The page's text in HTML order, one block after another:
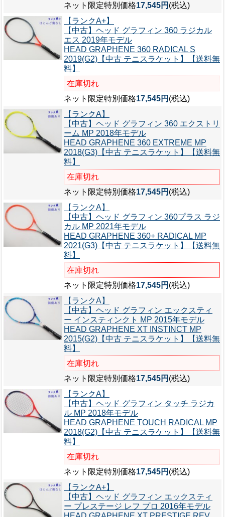
ネット限定特別価格17,545円 (税込)
【ランクA+】
【中古】ヘッド グラフィン 360 ラジカル
エス 2019年モデル
HEAD GRAPHENE 360 RADICAL S
2019(G2)【中古 テニスラケット】【送料無
料】
在庫切れ
ネット限定特別価格17,545円 (税込)
【ランクA】
【中古】ヘッド グラフィン 360 エクストリ
ーム MP 2018年モデル
HEAD GRAPHENE 360 EXTREME MP
2018(G3)【中古 テニスラケット】【送料無
料】
在庫切れ
ネット限定特別価格17,545円 (税込)
【ランクA】
【中古】ヘッド グラフィン 360プラス ラジ
カル MP 2021年モデル
HEAD GRAPHENE 360+ RADICAL MP
2021(G3)【中古 テニスラケット】【送料無
料】
在庫切れ
ネット限定特別価格17,545円 (税込)
【ランクA】
【中古】ヘッド グラフィン エックスティ
ー インスティンクト MP 2015年モデル
HEAD GRAPHENE XT INSTINCT MP
2015(G2)【中古 テニスラケット】【送料無
料】
在庫切れ
ネット限定特別価格17,545円 (税込)
【ランクA】
【中古】ヘッド グラフィン タッチ ラジカ
ル MP 2018年モデル
HEAD GRAPHENE TOUCH RADICAL MP
2018(G2)【中古 テニスラケット】【送料無
料】
在庫切れ
ネット限定特別価格17,545円 (税込)
【ランクA+】
【中古】ヘッド グラフィン エックスティ
ー プレステージ レフ プロ 2016年モデル